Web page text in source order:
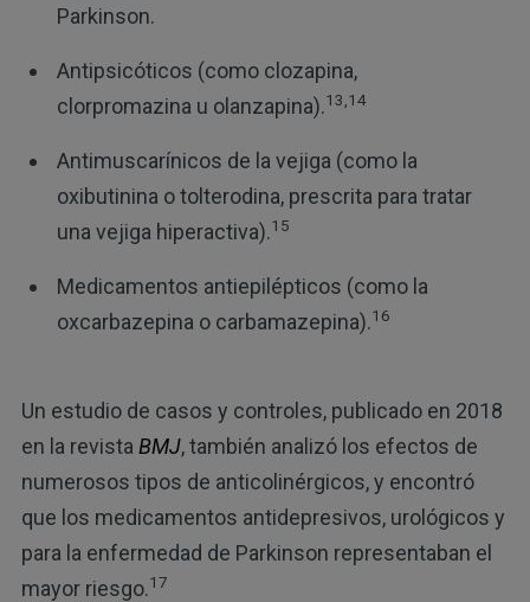
Parkinson.
Antipsicóticos (como clozapina,
clorpromazina u olanzapina).13,14
Antimuscarínicos de la vejiga (como la
oxibutinina o tolterodina, prescrita para tratar
una vejiga hiperactiva).15
Medicamentos antiepilépticos (como la
oxcarbazepina o carbamazepina).16
Un estudio de casos y controles, publicado en 2018
en la revista BMJ, también analizó los efectos de
numerosos tipos de anticolinérgicos, y encontró
que los medicamentos antidepresivos, urológicos y
para la enfermedad de Parkinson representaban el
mayor riesgo.17